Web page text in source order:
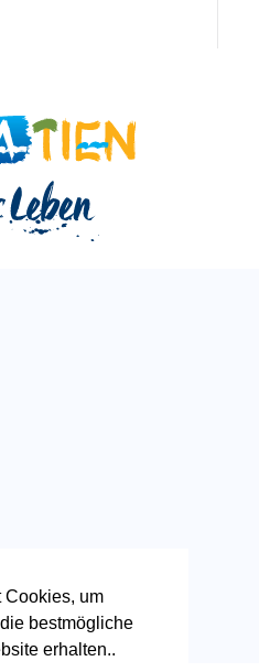
Cookies, um
bestmögliche
erhalten..